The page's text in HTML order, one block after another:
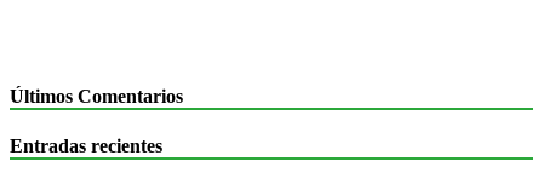
Últimos Comentarios
Entradas recientes